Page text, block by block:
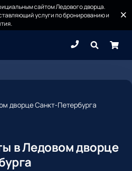
сайтом Ледового дворца.
услуги по бронированию и
дворце Санкт-Петербурга
в Ледовом дворце